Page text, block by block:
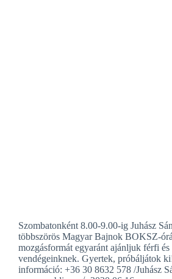
Szombatonként 8.00-9.00-ig Juhász
többszörös Magyar Bajnok BOKSZ-
mozgásformát egyaránt ajánljuk férfi
vendégeinknek. Gyertek, próbáljátok
információ: +36 30 8632 578 /Juhász